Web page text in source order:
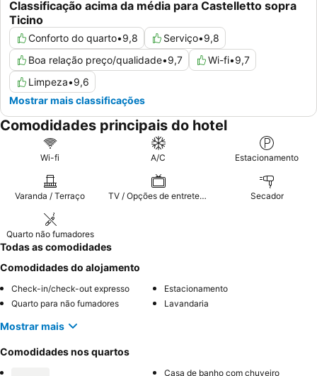
Classificação acima da média para Castelletto sopra
Ticino
Conforto do quarto•9,8 Serviço•9,8
Boa relação preço/qualidade•9,7 Wi-fi•9,7
Limpeza•9,6
Mostrar mais classificações
Comodidades principais do hotel
Wi-fi A/C Estacionamento
Varanda / Terraço TV / Opções de entretenimento Secador
Quarto não fumadores
Todas as comodidades
Comodidades do alojamento
Check-in/check-out expresso
Estacionamento
Quarto para não fumadores
Lavandaria
Mostrar mais
Comodidades nos quartos
Casa de banho com chuveiro